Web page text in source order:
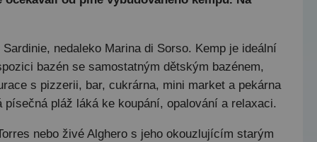
nedaleko Marina di Sorso. Kemp je ideální
bazén se samostatným dětským bazénem,
s pizzerii, bar, cukrárna, mini market a pekárna
pláž láká ke koupání, opalování a relaxaci.
nebo živé Alghero s jeho okouzlujícím starým